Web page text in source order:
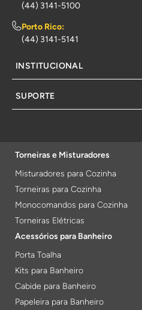
(44) 3141-5100
Porto Rico:
(44) 3141-5141
INSTITUCIONAL
SUPORTE
Torneiras e Misturadores
Misturadores para Cozinha
Torneiras para Cozinha
Monocomandos para Cozinha
Torneiras Elétricas
Acessórios para Banheiro
Porta Toalha
Kits para Banheiro
Cabide para Banheiro
Papeleira para Banheiro